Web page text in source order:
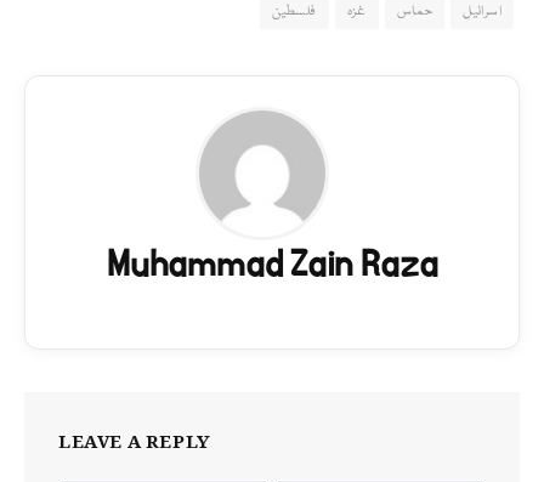
اسرائیل حماس غزہ فلسطین
Muhammad Zain Raza
LEAVE A REPLY